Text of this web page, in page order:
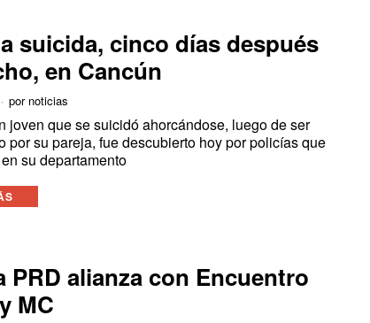
suicida, cinco días después
en Cancún
por noticias
joven que se suicidó ahorcándose, luego de ser
por su pareja, fue descubierto hoy por policías que
su departamento
PRD alianza con Encuentro
MC